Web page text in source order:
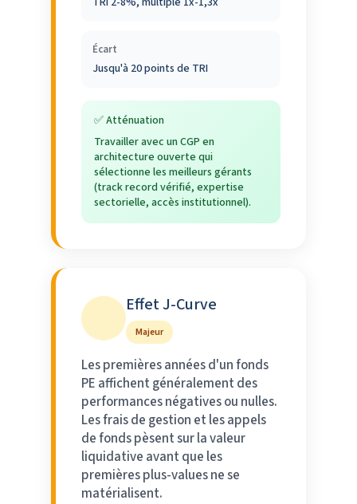
Écart
Jusqu'à 20 points de TRI
✅ Atténuation
Travailler avec un CGP en
architecture ouverte qui
sélectionne les meilleurs gérants
(track record vérifié, expertise
sectorielle, accès institutionnel).
Effet J-Curve
Majeur
Les premières années d'un fonds
PE affichent généralement des
performances négatives ou nulles.
Les frais de gestion et les appels
de fonds pèsent sur la valeur
liquidative avant que les
premières plus-values ne se
matérialisent.